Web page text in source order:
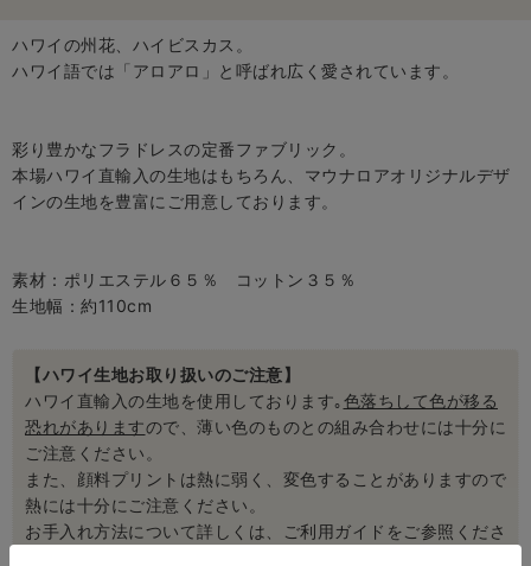
ハワイの州花、ハイビスカス。
ハワイ語では「アロアロ」と呼ばれ広く愛されています。
彩り豊かなフラドレスの定番ファブリック。
本場ハワイ直輸入の生地はもちろん、マウナロアオリジナルデザ
インの生地を豊富にご用意しております。
素材：ポリエステル６５％ コットン３５％
生地幅：約110cm
【ハワイ生地お取り扱いのご注意】
ハワイ直輸入の生地を使用しております｡色落ちして色が移る
恐れがありますので、薄い色のものとの組み合わせには十分に
ご注意ください。
また、顔料プリントは熱に弱く、変色することがありますので
熱には十分にご注意ください。
お手入れ方法について詳しくは、ご利用ガイドをご参照くださ